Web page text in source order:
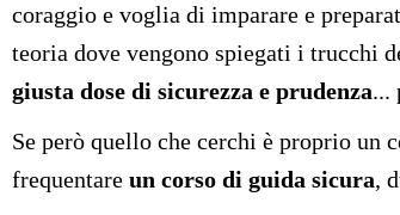
coraggio e voglia di imparare e
teoria dove vengono spiegati i trucchi
giusta dose di sicurezza e prudenza...
Se però quello che cerchi è proprio un
frequentare un corso di guida sicura,